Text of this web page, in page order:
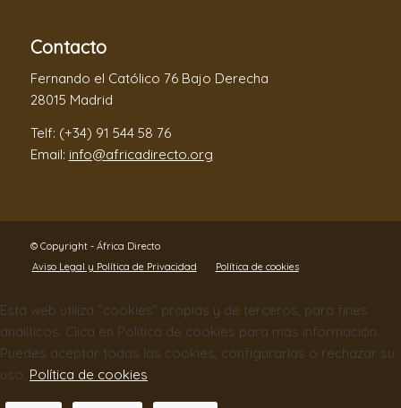
Contacto
Fernando el Católico 76 Bajo Derecha
28015 Madrid
Telf: (+34) 91 544 58 76
Email: info@africadirecto.org
© Copyright - África Directo
Aviso Legal y Política de Privacidad
Política de cookies
Esta web utiliza “cookies” propias y de terceros, para fines
analíticos. Clica en Política de cookies para más información.
Puedes aceptar todas las cookies, configurarlas o rechazar su
uso. Política de cookies